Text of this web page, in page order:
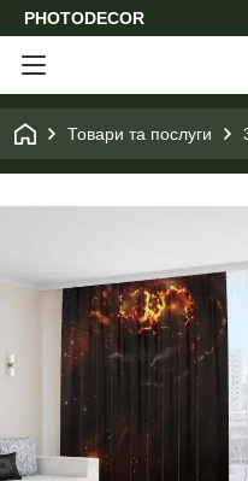
PHOTODECOR
Товари та послуги